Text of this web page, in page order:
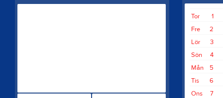
1
Tor
2
Fre
3
Lör
4
Sön
5
Mån
6
Tis
7
Ons